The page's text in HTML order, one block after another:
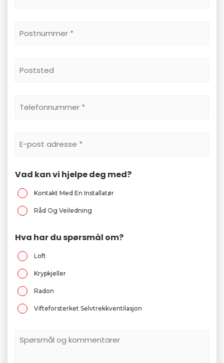
Postnummer
Poststed
Telefonnummer
E-
*
Vad kan vi hjelpe deg med?
Kontakt Med En Installatør
Råd Og Veiledning
Hva har du spørsmål om?
Loft
Krypkjeller
Radon
Vifteforsterket Selvtrekkventilasjon
Spørsmål